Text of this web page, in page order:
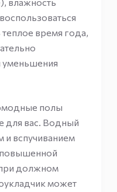
влажность
время года,
уменьшения
полы
для вас. Водный
и вспучиванием
повышенной
должном
может